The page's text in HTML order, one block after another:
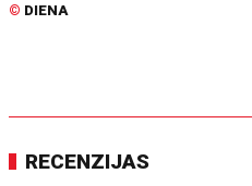
© DIENA
RECENZIJAS